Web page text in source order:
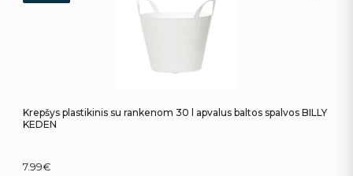
Krepšys plastikinis su rankenom 30 l apvalus baltos spalvos BILLY
KEDEN
7.99€